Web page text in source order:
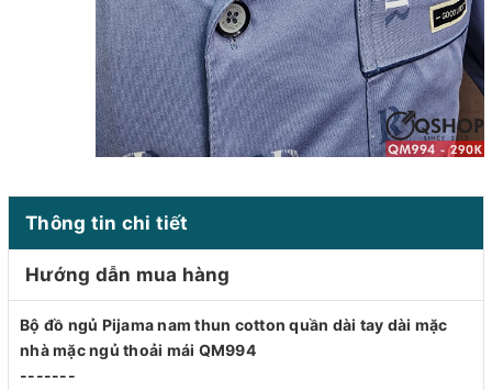
Thông tin chi tiết
Hướng dẫn mua hàng
Bộ đồ ngủ Pijama nam thun cotton quần dài tay dài mặc
nhà mặc ngủ thoải mái QM994
-------